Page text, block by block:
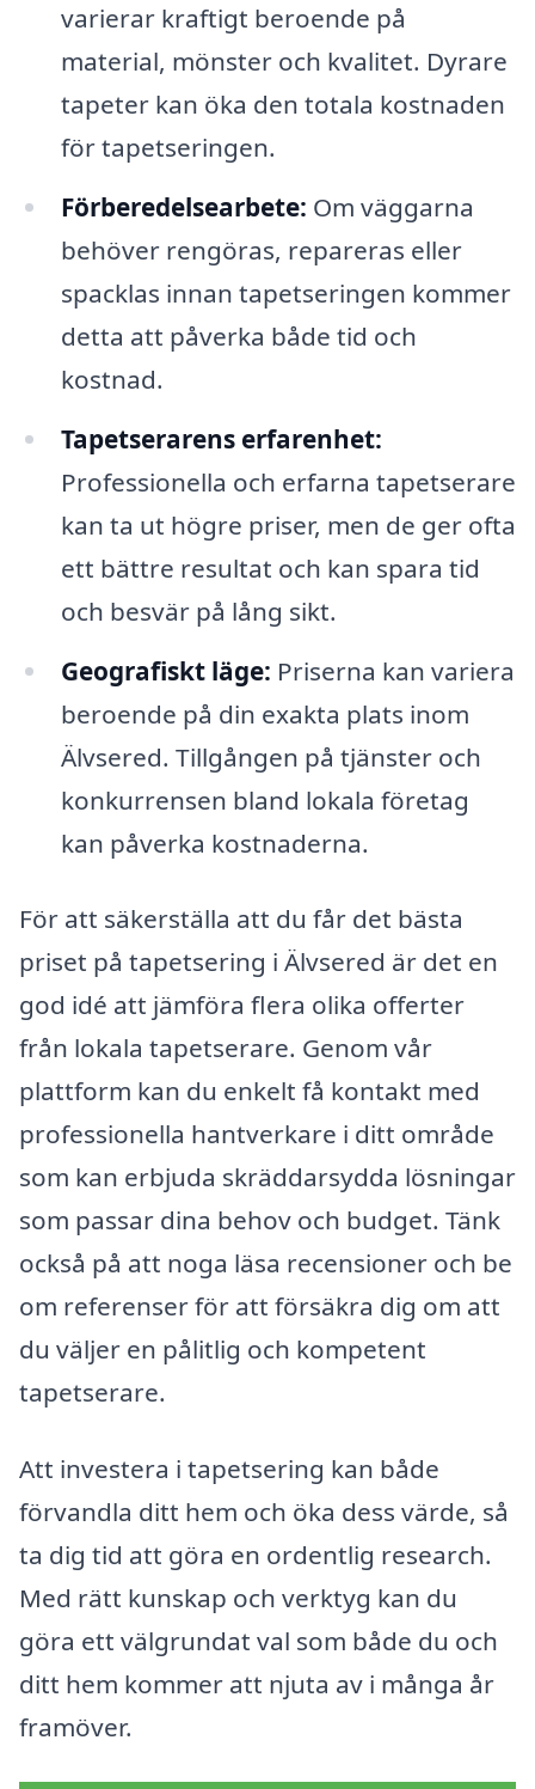
varierar kraftigt beroende på
material, mönster och kvalitet. Dyrare
tapeter kan öka den totala kostnaden
för tapetseringen.
Förberedelsearbete: Om väggarna
behöver rengöras, repareras eller
spacklas innan tapetseringen kommer
detta att påverka både tid och
kostnad.
Tapetserarens erfarenhet:
Professionella och erfarna tapetserare
kan ta ut högre priser, men de ger ofta
ett bättre resultat och kan spara tid
och besvär på lång sikt.
Geografiskt läge: Priserna kan variera
beroende på din exakta plats inom
Älvsered. Tillgången på tjänster och
konkurrensen bland lokala företag
kan påverka kostnaderna.
För att säkerställa att du får det bästa
priset på tapetsering i Älvsered är det en
god idé att jämföra flera olika offerter
från lokala tapetserare. Genom vår
plattform kan du enkelt få kontakt med
professionella hantverkare i ditt område
som kan erbjuda skräddarsydda lösningar
som passar dina behov och budget. Tänk
också på att noga läsa recensioner och be
om referenser för att försäkra dig om att
du väljer en pålitlig och kompetent
tapetserare.
Att investera i tapetsering kan både
förvandla ditt hem och öka dess värde, så
ta dig tid att göra en ordentlig research.
Med rätt kunskap och verktyg kan du
göra ett välgrundat val som både du och
ditt hem kommer att njuta av i många år
framöver.